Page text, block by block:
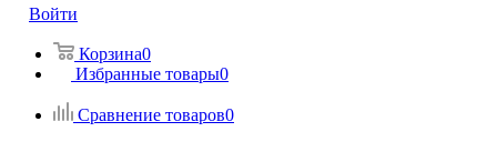
Войти
Корзина0
Избранные товары0
Сравнение товаров0